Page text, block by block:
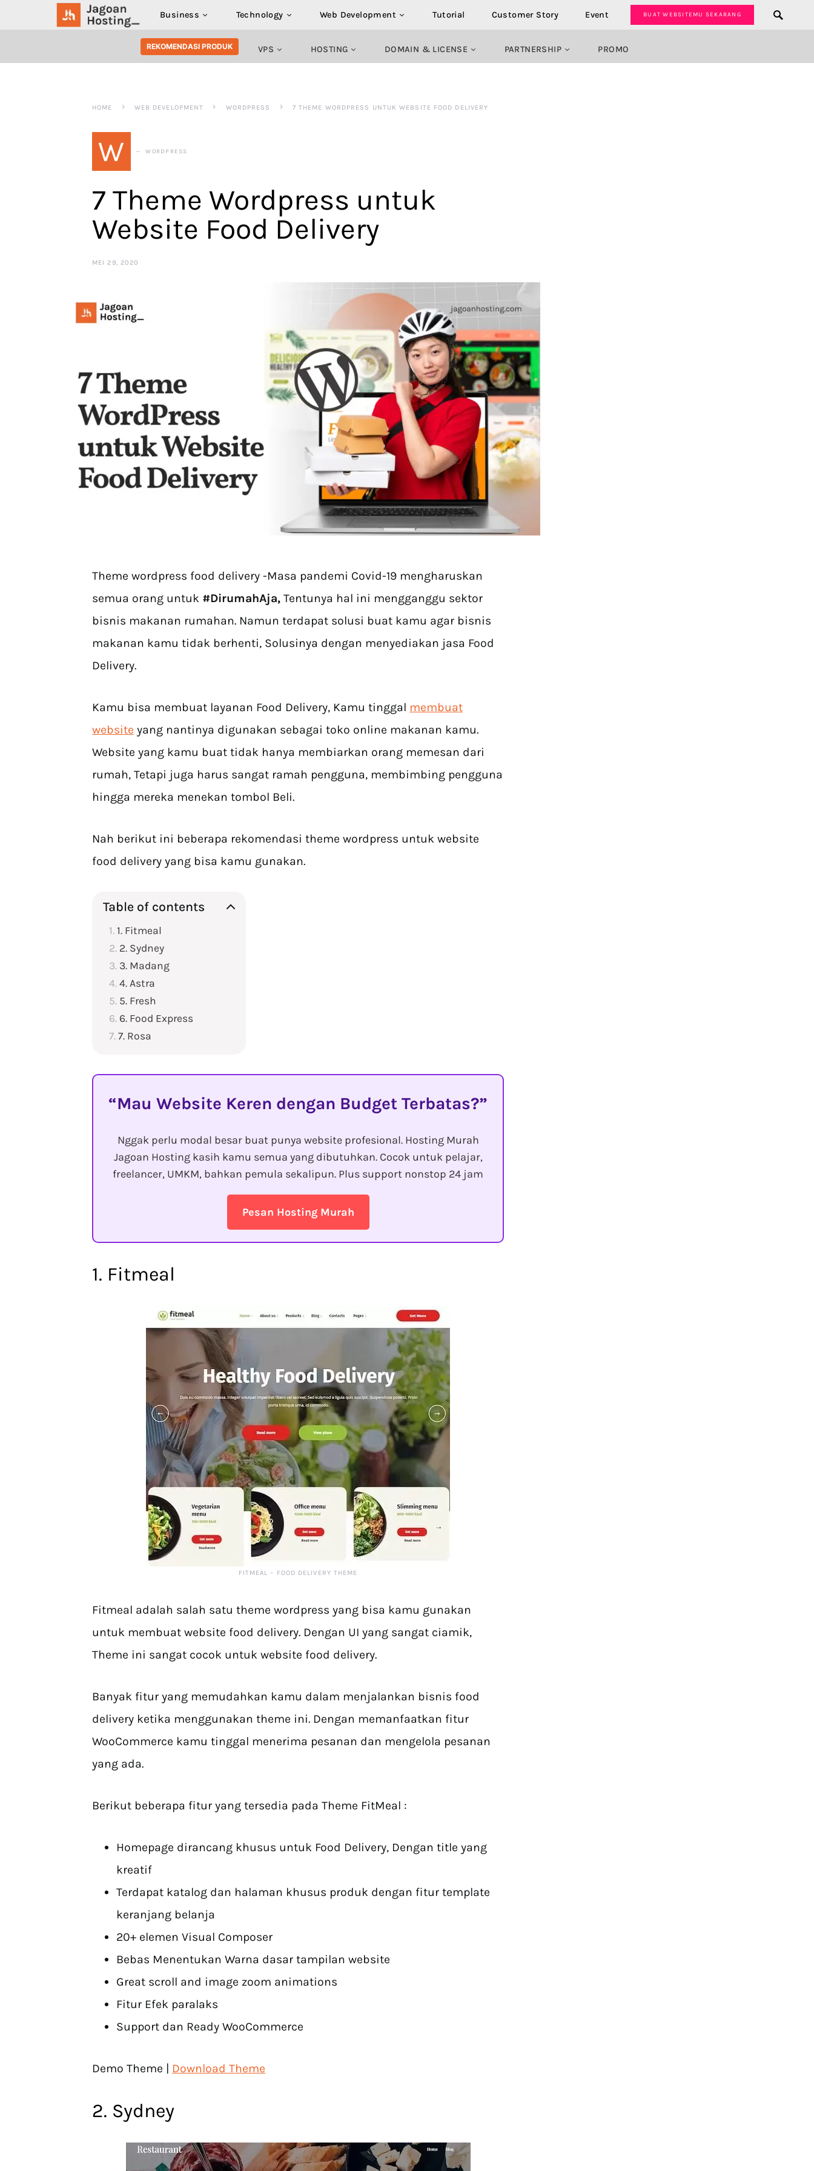
Business Technology Web Development Tutorial Customer Story Event BUAT WEBSITEMU SEKARANG
SEARCH FOR:
REKOMENDASI PRODUK VPS HOSTING DOMAIN & LICENSE PARTNERSHIP PROMO
HOME WEB DEVELOPMENT WORDPRESS 7 THEME WORDPRESS UNTUK WEBSITE FOOD DELIVERY
W WORDPRESS
7 Theme Wordpress untuk
Website Food Delivery
MEI 29, 2020
Theme wordpress food delivery -Masa pandemi Covid-19 mengharuskan
semua orang untuk #DirumahAja, Tentunya hal ini mengganggu sektor
bisnis makanan rumahan. Namun terdapat solusi buat kamu agar bisnis
makanan kamu tidak berhenti, Solusinya dengan menyediakan jasa Food
Delivery.
Kamu bisa membuat layanan Food Delivery, Kamu tinggal membuat
website yang nantinya digunakan sebagai toko online makanan kamu.
Website yang kamu buat tidak hanya membiarkan orang memesan dari
rumah, Tetapi juga harus sangat ramah pengguna, membimbing pengguna
hingga mereka menekan tombol Beli.
Nah berikut ini beberapa rekomendasi theme wordpress untuk website
food delivery yang bisa kamu gunakan.
Table of contents
1. Fitmeal
2. Sydney
3. Madang
4. Astra
5. Fresh
6. Food Express
7. Rosa
Mau Website Keren dengan Budget Terbatas?
Nggak perlu modal besar buat punya website profesional. Hosting Murah
Jagoan Hosting kasih kamu semua yang dibutuhkan. Cocok untuk pelajar,
freelancer, UMKM, bahkan pemula sekalipun. Plus support nonstop 24 jam
Pesan Hosting Murah
1. Fitmeal
FITMEAL – FOOD DELIVERY THEME
Fitmeal adalah salah satu theme wordpress yang bisa kamu gunakan
untuk membuat website food delivery. Dengan UI yang sangat ciamik,
Theme ini sangat cocok untuk website food delivery.
Banyak fitur yang memudahkan kamu dalam menjalankan bisnis food
delivery ketika menggunakan theme ini. Dengan memanfaatkan fitur
WooCommerce kamu tinggal menerima pesanan dan mengelola pesanan
yang ada.
Berikut beberapa fitur yang tersedia pada Theme FitMeal :
Homepage dirancang khusus untuk Food Delivery, Dengan title yang
kreatif
Terdapat katalog dan halaman khusus produk dengan fitur template
keranjang belanja
20+ elemen Visual Composer
Bebas Menentukan Warna dasar tampilan website
Great scroll and image zoom animations
Fitur Efek paralaks
Support dan Ready WooCommerce
Demo Theme | Download Theme
2. Sydney